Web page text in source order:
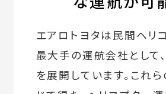
エアロトヨタは民間ヘリ
最大手の運航会社として
を展開しています。これ